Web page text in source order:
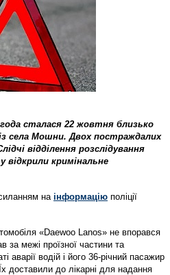
сталася 22 жовтня близько
із села Мошни. Двох постраждалих
відділення розслідування
відкрили кримінальне
на інформацію поліції
«Daewoo Lanos» не впорався
за межі проїзної частини та
аварії водій і його 36-річний пасажир
доставили до лікарні для надання